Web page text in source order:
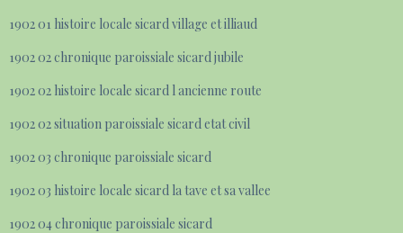
1902 01 histoire locale sicard village et illiaud
1902 02 chronique paroissiale sicard jubile
1902 02 histoire locale sicard l ancienne route
1902 02 situation paroissiale sicard etat civil
1902 03 chronique paroissiale sicard
1902 03 histoire locale sicard la tave et sa vallee
1902 04 chronique paroissiale sicard